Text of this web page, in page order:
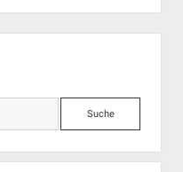
Suche